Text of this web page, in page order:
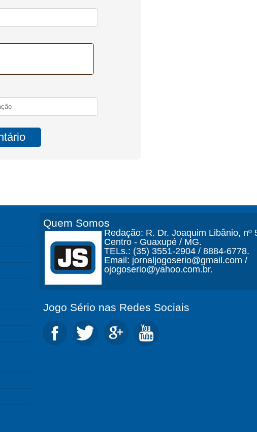
Quem Somos
Redação: R. Dr. Joaquim Libânio, nº
Centro - Guaxupé / MG.
TELs.: (35) 3551-2904 / 8884-6778.
Email: jornaljogoserio@gmail.com /
ojogoserio@yahoo.com.br.
Jogo Sério nas Redes Sociais